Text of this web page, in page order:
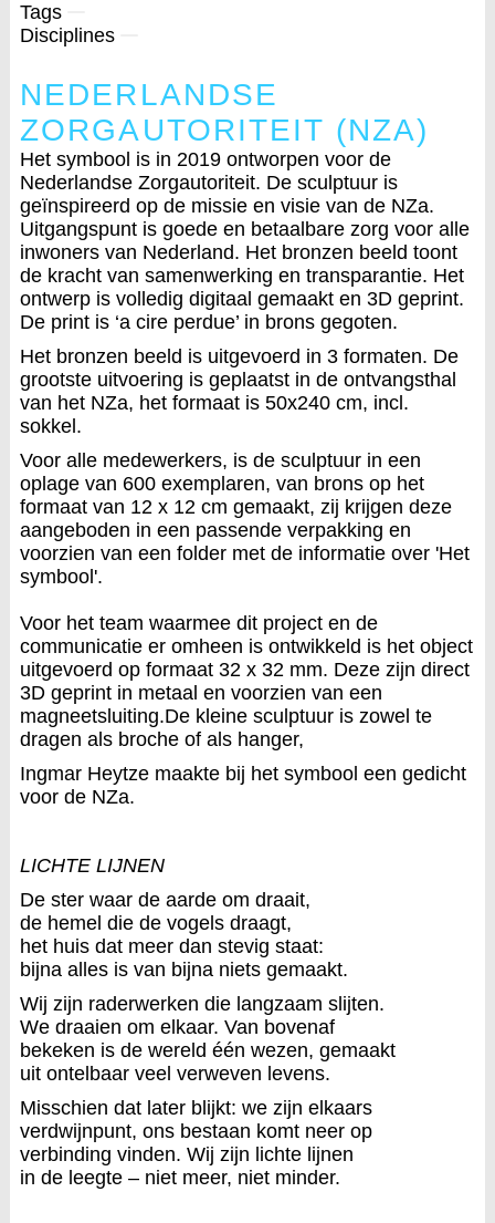
Tags
Disciplines
NEDERLANDSE
ZORGAUTORITEIT (NZA)
Het symbool is in 2019 ontworpen voor de
Nederlandse Zorgautoriteit. De sculptuur is
geïnspireerd op de missie en visie van de NZa.
Uitgangspunt is goede en betaalbare zorg voor alle
inwoners van Nederland. Het bronzen beeld toont
de kracht van samenwerking en transparantie. Het
ontwerp is volledig digitaal gemaakt en 3D geprint.
De print is ‘a cire perdue’ in brons gegoten.
Het bronzen beeld is uitgevoerd in 3 formaten. De
grootste uitvoering is geplaatst in de ontvangsthal
van het NZa, het formaat is 50x240 cm, incl.
sokkel.
Voor alle medewerkers, is de sculptuur in een
oplage van 600 exemplaren, van brons op het
formaat van 12 x 12 cm gemaakt, zij krijgen deze
aangeboden in een passende verpakking en
voorzien van een folder met de informatie over 'Het
symbool'.
Voor het team waarmee dit project en de
communicatie er omheen is ontwikkeld is het object
uitgevoerd op formaat 32 x 32 mm. Deze zijn direct
3D geprint in metaal en voorzien van een
magneetsluiting.De kleine sculptuur is zowel te
dragen als broche of als hanger,
Ingmar Heytze maakte bij het symbool een gedicht
voor de NZa.
LICHTE LIJNEN
De ster waar de aarde om draait,
de hemel die de vogels draagt,
het huis dat meer dan stevig staat:
bijna alles is van bijna niets gemaakt.
Wij zijn raderwerken die langzaam slijten.
We draaien om elkaar. Van bovenaf
bekeken is de wereld één wezen, gemaakt
uit ontelbaar veel verweven levens.
Misschien dat later blijkt: we zijn elkaars
verdwijnpunt, ons bestaan komt neer op
verbinding vinden. Wij zijn lichte lijnen
in de leegte – niet meer, niet minder.